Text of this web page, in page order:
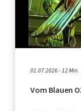
01.07.2026 - 12 Min.
Vom Blauen